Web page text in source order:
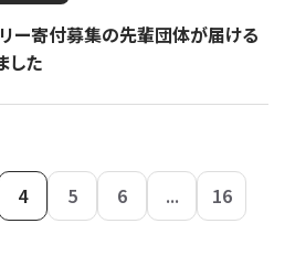
リー寄付募集の先輩団体が届ける
した
4 5 6 ... 16